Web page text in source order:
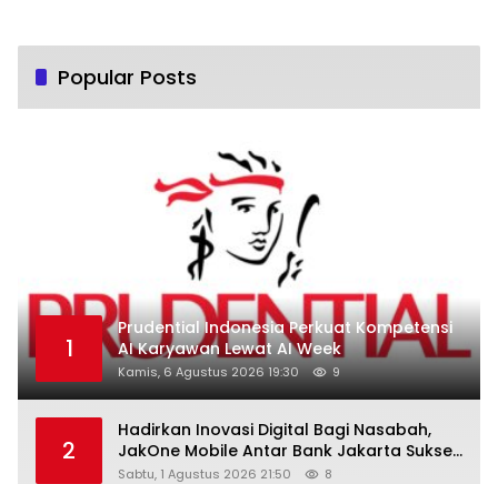
Popular Posts
1
Prudential Indonesia Perkuat Kompetensi
AI Karyawan Lewat AI Week
Kamis, 6 Agustus 2026 19:30 9
2
Hadirkan Inovasi Digital Bagi Nasabah,
JakOne Mobile Antar Bank Jakarta Sukses
Raih Digital Excellence Awards 2026
Sabtu, 1 Agustus 2026 21:50 8